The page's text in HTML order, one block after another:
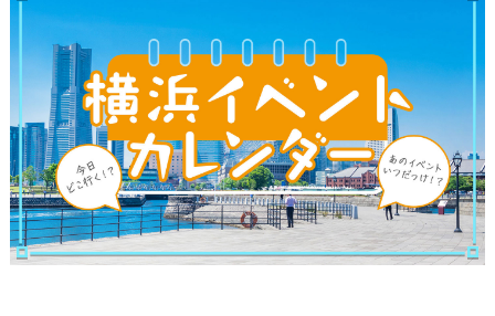
ブログ記事
サイトについて